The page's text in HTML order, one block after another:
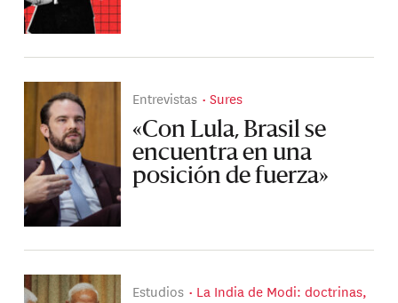
Entrevistas Sures
«Con Lula, Brasil se
encuentra en una
posición de fuerza»
Estudios
La India de Modi: doctrinas,